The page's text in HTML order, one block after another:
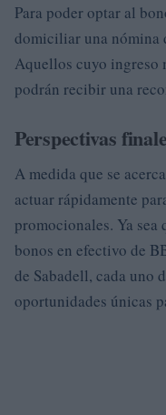
Para poder optar al
domiciliar una nómina
Aquellos cuyo ingreso
podrán recibir una
Perspectivas
A medida que se
actuar rápidamente
promocionales. Ya
bonos en efectivo de
de Sabadell, cada uno
oportunidades únicas